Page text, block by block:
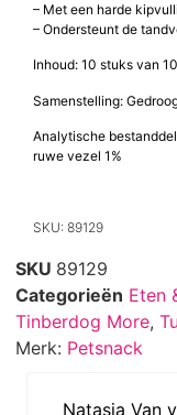
– Met een harde
– Ondersteunt de
Inhoud: 10 stuks van
Samenstelling:
Analytische
ruwe vezel 1%
SKU: 89129
SKU 89129
Categorieën Eten
Tinberdog More,
Merk: Petsnack